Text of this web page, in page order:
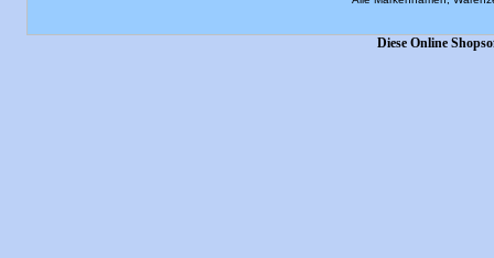
Diese Online